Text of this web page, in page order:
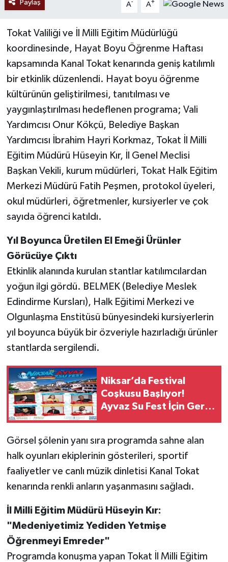
Paylaş A- A+
Tokat Valiliği ve İl Milli Eğitim Müdürlüğü
koordinesinde, Hayat Boyu Öğrenme Haftası
kapsamında Kanal Tokat kenarında geniş katılımlı
bir etkinlik düzenlendi. Hayat boyu öğrenme
kültürünün geliştirilmesi, tanıtılması ve
yaygınlaştırılması hedeflenen programa; Vali
Yardımcısı Onur Kökçü, Belediye Başkan
Yardımcısı İbrahim Hayri Korkmaz, Tokat İl Milli
Eğitim Müdürü Hüseyin Kır, İl Genel Meclisi
Başkan Vekili, kurum müdürleri, Tokat Halk Eğitim
Merkezi Müdürü Fatih Peşmen, protokol üyeleri,
okul müdürleri, öğretmenler, kursiyerler ve çok
sayıda öğrenci katıldı.
Yıl Boyunca Üretilen El Emeği Ürünler
Görücüye Çıktı
Etkinlik alanında kurulan stantlar katılımcılardan
yoğun ilgi gördü. BELMEK (Belediye Meslek
Edindirme Kursları), Halk Eğitimi Merkezi ve
Olgunlaşma Enstitüsü bünyesindeki kursiyerlerin
yıl boyunca büyük bir özveriyle hazırladığı ürünler
stantlarda sergilendi.
Niksar’da Festival
Coşkusu Başlıyor!
Ayvaz Su Fest İçin Geri
Görsel şölenin yanı sıra programda sahne alan
halk oyunları ekiplerinin gösterileri, sportif
faaliyetler ve canlı müzik dinletisi Kanal Tokat
kenarında renkli anların yaşanmasını sağladı.
İl Milli Eğitim Müdürü Hüseyin Kır:
"Medeniyetimiz Yediden Yetmişe
Öğrenmeyi Emreder"
Programda konuşma yapan Tokat İl Milli Eğitim